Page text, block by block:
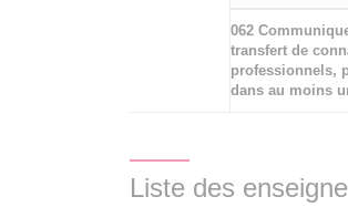
062
transfert de
professionnels,
dans au moins
Liste des